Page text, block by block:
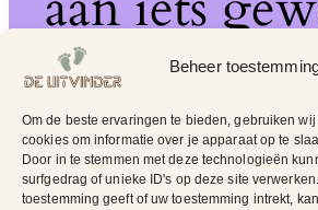
Beheer
Om de beste ervaringen te bieden, gebruiken
cookies om informatie over je apparaat op te
Door in te stemmen met deze technologieën
surfgedrag of unieke ID's op deze site
toestemming geeft of uw toestemming intrekt,
– kom snel